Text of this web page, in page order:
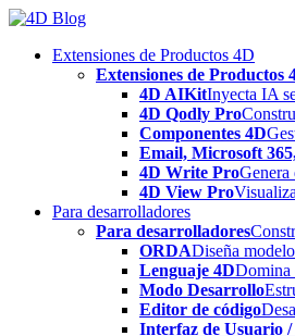
Skip
contentExtensiones de Productos 4D
Extensiones de Productos
4D AIKitInyecta IA
4D Qodly Pro
Componentes 4D
Email, Microsoft
4D Write ProGenera
4D View Pro
Para desarrolladores
Para desarrolladores
ORDADiseña
Lenguaje 4DDomina
Modo Desarrollo
Editor de código
Interfaz de Usuario